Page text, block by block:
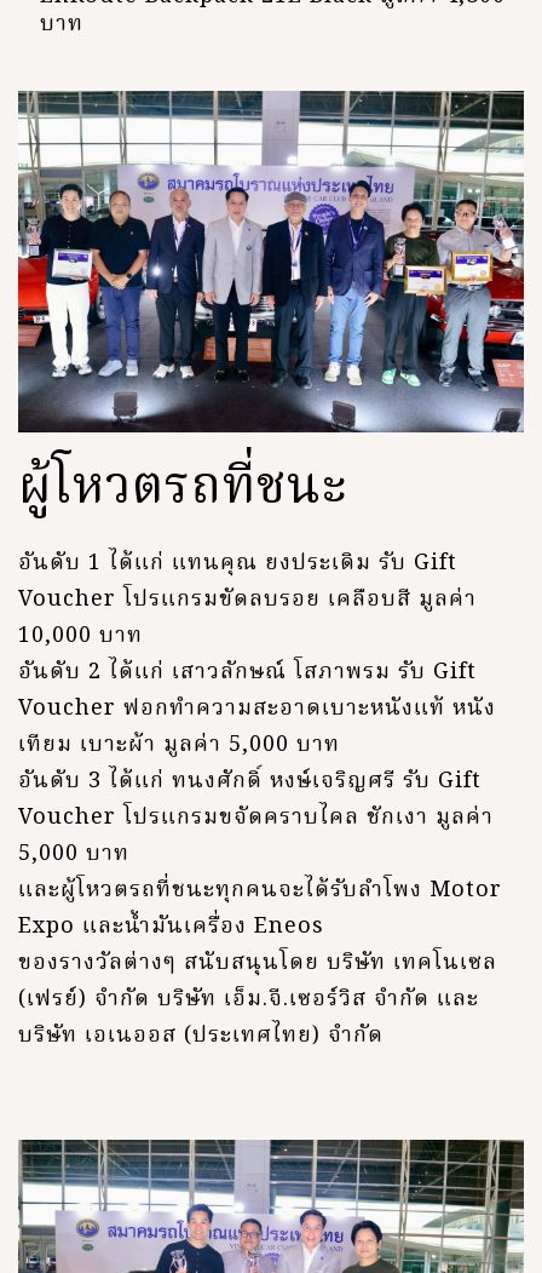
บาท
ผู้โหวตรถที่ชนะ
อันดับ 1 ได้แก่ แทนคุณ ยงประเดิม รับ Gift
Voucher โปรแกรมขัดลบรอย เคลือบสี มูลค่า
10,000 บาท
อันดับ 2 ได้แก่ เสาวลักษณ์ โสภาพรม รับ Gift
Voucher ฟอกทำความสะอาดเบาะหนังแท้ หนัง
เทียม เบาะผ้า มูลค่า 5,000 บาท
อันดับ 3 ได้แก่ ทนงศักดิ์ หงษ์เจริญศรี รับ Gift
Voucher โปรแกรมขจัดคราบไคล ชักเงา มูลค่า
5,000 บาท
และผู้โหวตรถที่ชนะทุกคนจะได้รับลำโพง Motor
Expo และน้ำมันเครื่อง Eneos
ของรางวัลต่างๆ สนับสนุนโดย บริษัท เทคโนเซล
(เฟรย์) จำกัด บริษัท เอ็ม.จี.เซอร์วิส จำกัด และ
บริษัท เอเนออส (ประเทศไทย) จำกัด